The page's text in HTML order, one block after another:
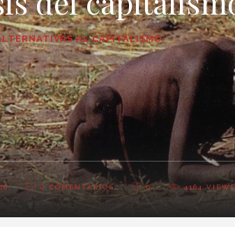
AL CAPITALISMO
0 COMENTARIOS 0 4164 VIEWS